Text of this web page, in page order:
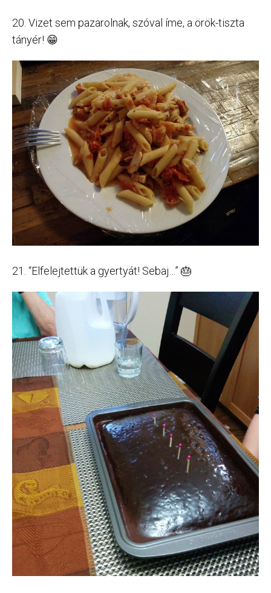
20. Vizet sem pazarolnak, szóval íme, a örök-tiszta
tányér! 😁
21. “Elfelejtettük a gyertyát! Sebaj…” 🎂